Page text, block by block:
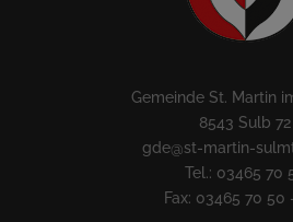
Gemeinde St. Martin
8543 Sulb 72
gde@st-martin-
Tel.: 03465 70
Fax: 03465 70 50